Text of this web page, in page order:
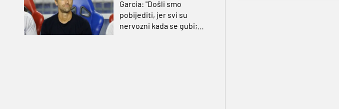
Garcia: "Došli smo
pobijediti, jer svi su
nervozni kada se gubi;